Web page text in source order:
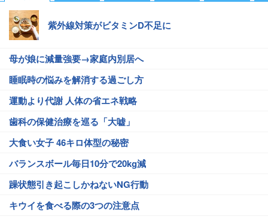
紫外線対策がビタミンD不足に
母が娘に減量強要→家庭内別居へ
睡眠時の悩みを解消する過ごし方
運動より代謝 人体の省エネ戦略
歯科の保健治療を巡る「大嘘」
大食い女子 46キロ体型の秘密
バランスボール毎日10分で20kg減
躁状態引き起こしかねないNG行動
キウイを食べる際の3つの注意点